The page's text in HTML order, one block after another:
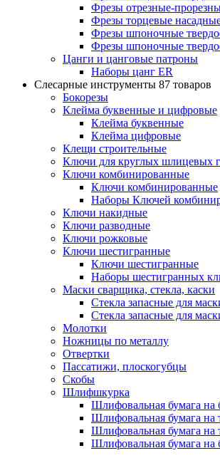
Фрезы отрезные-
Фрезы торцевые
Фрезы шпоночные
Фрезы шпоночные
Цанги и цанговые патроны
Наборы цанг ER
Слесарные инструменты 87 товаров
Бокорезы
Клейма буквенные и цифровые
Клейма буквенные
Клейма цифровые
Клещи строительные
Ключи для круглых шлицевых
Ключи комбинированные
Ключи комбинированные
Наборы Ключей
Ключи накидные
Ключи разводные
Ключи рожковые
Ключи шестигранные
Ключи шестигранные
Наборы шестигранных
Маски сварщика, стекла, каски
Стекла запасные для
Стекла запасные для
Молотки
Ножницы по металлу
Отвертки
Пассатижи, плоскогубцы
Скобы
Шлифшкурка
Шлифовальная бумага на
Шлифовальная бумага на
Шлифовальная бумага на
Шлифовальная бумага на